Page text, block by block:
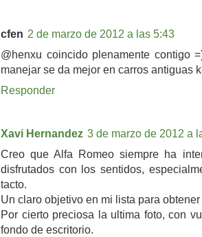
cfen 2 de marzo de 2012 a las 5:43
@henxu coincido plenamente contigo
manejar se da mejor en carros antiguas
Responder
Xavi Hernandez 3 de marzo de 2012 a
Creo que Alfa Romeo siempre ha
disfrutados con los sentidos,
tacto.
Un claro objetivo en mi lista para
Por cierto preciosa la ultima foto, con
fondo de escritorio.